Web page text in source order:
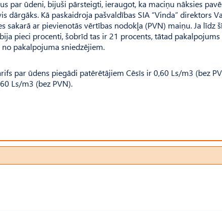
par ūdeni, bijuši pārsteigti, ieraugot, ka maciņu nāksies
dārgāks. Kā paskaidroja pašvaldības SIA “Vinda” direktors
sakarā ar pievienotās vērtības nodokļa (PVN) maiņu. Ja līdz
pieci procenti, šobrīd tas ir 21 procents, tātad
pakalpojuma sniedzējiem.
par ūdens piegādi patērētājiem Cēsīs ir 0,60 Ls/m3 (bez
Ls/m3 (bez PVN).